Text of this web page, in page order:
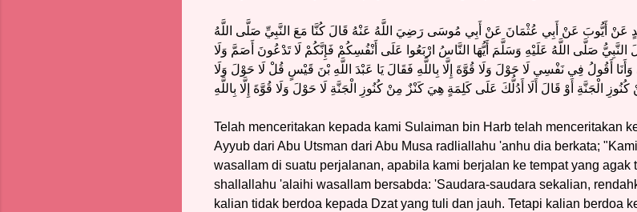
عَنْ أَيُّوبَ عَنْ أَبِي عُثْمَانَ عَنْ أَبِي مُوسَى رَضِيَ اللَّهُ عَنْهُ قَالَ كُنَّا مَعَ النَّبِيِّ صَلَّى اللَّهُ
النَّبِيُّ صَلَّى اللَّهُ عَلَيْهِ وَسَلَّمَ أَيُّهَا النَّاسُ ارْبَعُوا عَلَى أَنْفُسِكُمْ فَإِنَّكُمْ لَا تَدْعُونَ أَصَمَّ وَلَا
أَقُولُ فِي نَفْسِي لَا حَوْلَ وَلَا قُوَّةَ إِلَّا بِاللَّهِ فَقَالَ يَا عَبْدَ اللَّهِ بْنَ قَيْسٍ قُلْ لَا حَوْلَ وَلَا
كُنُوزِ الْجَنَّةِ أَوْ قَالَ أَلَا أَدُلُّكَ عَلَى كَلِمَةٍ هِيَ كَنْزٌ مِنْ كُنُوزِ الْجَنَّةِ لَا حَوْلَ وَلَا قُوَّةَ إِلَّا بِاللَّهِ
Telah menceritakan kepada kami Sulaiman bin Harb telah menceritakan
Ayyub dari Abu Utsman dari Abu Musa radliallahu 'anhu dia berkata;
wasallam di suatu perjalanan, apabila kami berjalan ke tempat yang agak
shallallahu 'alaihi wasallam bersabda: 'Saudara-saudara sekalian,
kalian tidak berdoa kepada Dzat yang tuli dan jauh. Tetapi kalian berdoa